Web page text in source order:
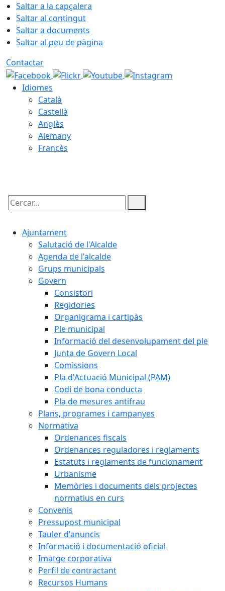
Saltar a la capçalera
Saltar al contingut
Saltar a documents
Saltar al peu de pàgina
Contactar
Idiomes
Català
Castellà
Anglès
Alemany
Francès
Cercar:
Ajuntament
Salutació de l'Alcalde
Agenda de l'alcalde
Grups municipals
Govern
Consistori
Regidories
Organigrama i cartipàs
Ple municipal
Informació del desenvolupament del ple
Junta de Govern Local
Comissions
Pla d'Actuació Municipal (PAM)
Codi de bona conducta
Pla de mesures antifrau
Plans, programes i campanyes
Normativa
Ordenances fiscals
Ordenances reguladores i reglaments
Estatuts i reglaments de funcionament
Urbanisme
Memòries i documents dels projectes
normatius en curs
Convenis
Pressupost municipal
Tauler d'anuncis
Informació i documentació oficial
Imatge corporativa
Perfil de contractant
Recursos Humans